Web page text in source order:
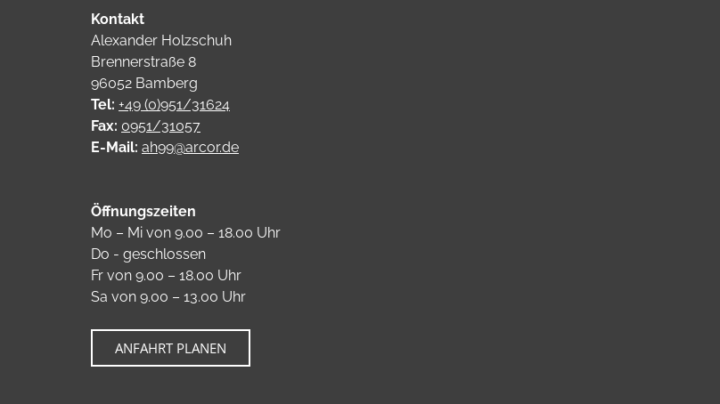
Kontakt
Alexander Holzschuh
Brennerstraße 8
96052 Bamberg
Tel: +49 (0)951/31624
Fax: 0951/31057
E-Mail: ah99@arcor.de
Öffnungszeiten
Mo – Mi von 9.00 – 18.00 Uhr
Do - geschlossen
Fr von 9.00 – 18.00 Uhr
Sa von 9.00 – 13.00 Uhr
ANFAHRT PLANEN